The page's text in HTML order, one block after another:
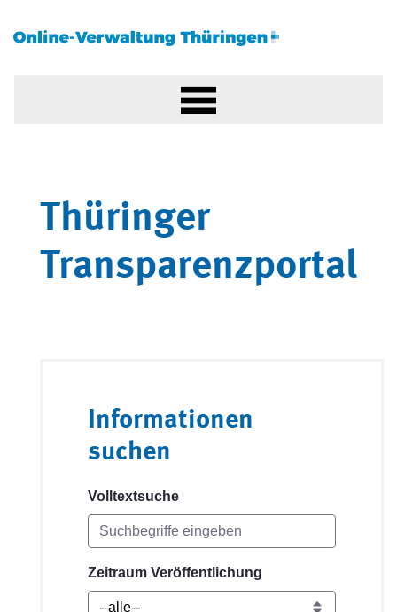
Thüringer
Transparenzportal
Informationen
suchen
Volltextsuche
Zeitraum Veröffentlichung